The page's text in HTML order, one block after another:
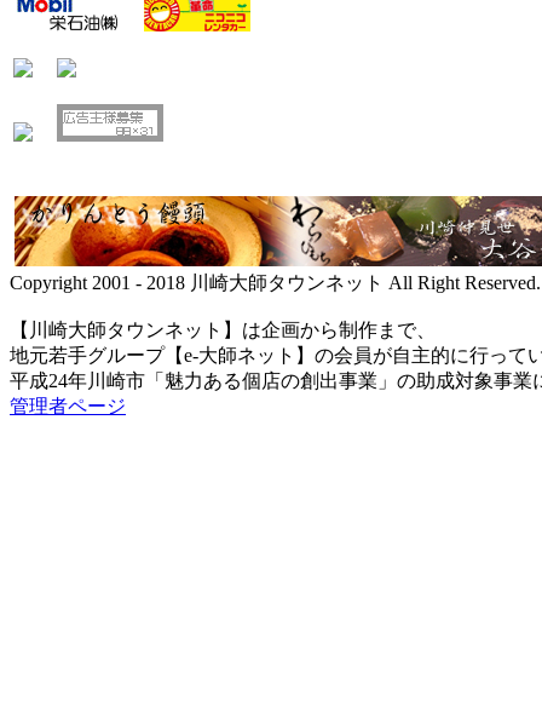
Copyright 2001 - 2018 川崎大師タウンネット All Right Reserved.
【川崎大師タウンネット】は企画から制作まで、
地元若手グループ【e-大師ネット】の会員が自主的に行って
平成24年川崎市「魅力ある個店の創出事業」の助成対象事業
管理者ページ